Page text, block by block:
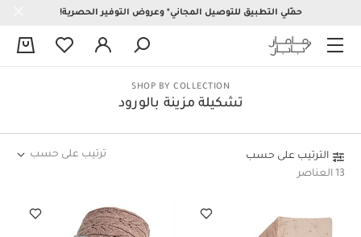
حمّلي التطبيق للتوصيل المجاني* وعروض التوفير الحصرية!
SHOP BY COLLECTION
تشكيلة مزينة بالورود
الترتيب على حسب
13 العناصر
ترتيب على حسب